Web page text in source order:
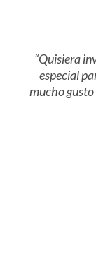
“Quisiera
especial
mucho gusto